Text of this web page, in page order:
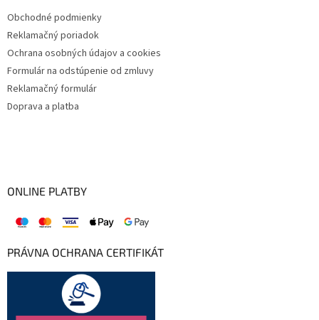
Obchodné podmienky
Reklamačný poriadok
Ochrana osobných údajov a cookies
Formulár na odstúpenie od zmluvy
Reklamačný formulár
Doprava a platba
ONLINE PLATBY
PRÁVNA OCHRANA CERTIFIKÁT